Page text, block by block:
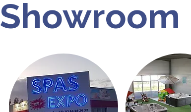
Showroom